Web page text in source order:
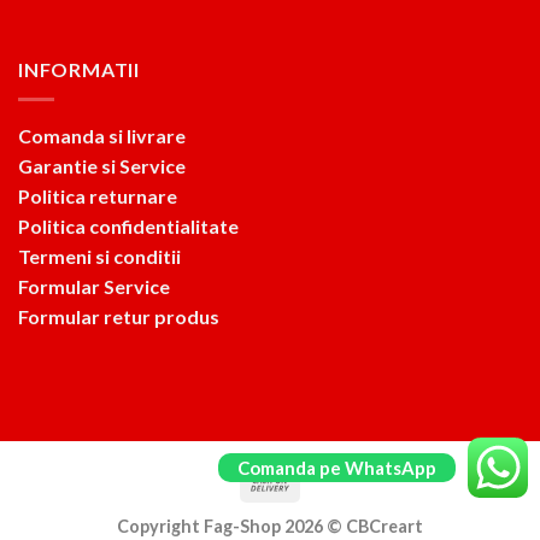
INFORMATII
Comanda si livrare
Garantie si Service
Politica returnare
Politica confidentialitate
Termeni si conditii
Formular Service
Formular retur produs
Copyright Fag-Shop 2026 © CBCreart
Comanda pe WhatsApp